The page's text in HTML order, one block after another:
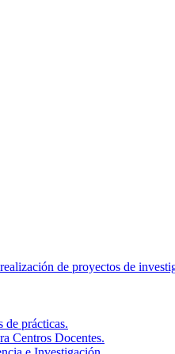
de proyectos de
de prácticas.
Centros Docentes.